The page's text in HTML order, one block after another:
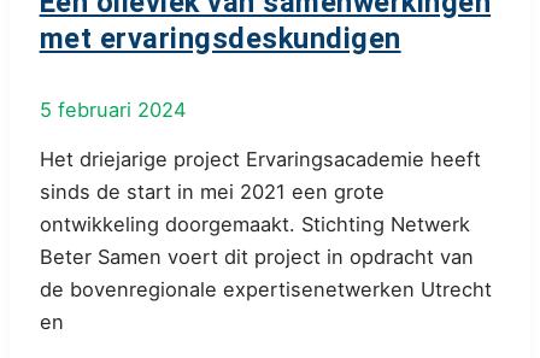
met ervaringsdeskundigen
5 februari 2024
Het driejarige project Ervaringsacademie heeft
sinds de start in mei 2021 een grote
ontwikkeling doorgemaakt. Stichting Netwerk
Beter Samen voert dit project in opdracht van
de bovenregionale expertisenetwerken Utrecht
en